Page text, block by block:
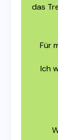
das
Für
Ich